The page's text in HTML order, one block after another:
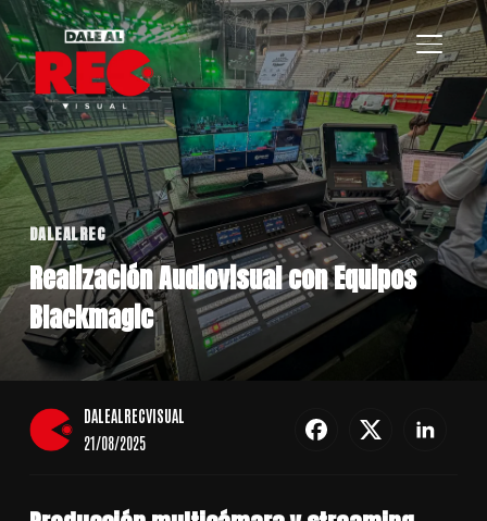
DALEALREC
Realización Audiovisual con Equipos
Blackmagic
DALEALRECVISUAL
21/08/2025